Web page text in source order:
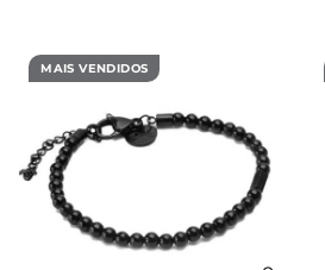
MAIS VENDIDOS